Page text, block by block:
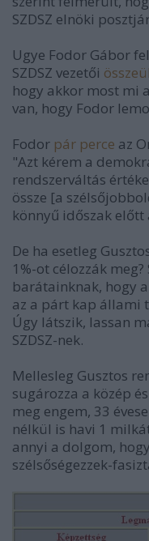
SZDSZ elnöki
Ugye Fodor Gábor
SZDSZ vezetői
hogy akkor most mi
van, hogy Fodor
Fodor pár perce az
"Azt kérem a
rendszerváltás
össze [a
könnyű időszak
De ha esetleg
1%-ot célozzák
barátainknak, hogy
az a párt kap állami
Úgy látszik, lassan
SZDSZ-nek.
Mellesleg Gusztos
sugározza a közép
meg engem, 33
nélkül is havi 1
annyi a dolgom,
szélsőségezzek-